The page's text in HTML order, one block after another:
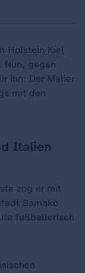
Holstein Kiel
Nun, gegen
ihn: Der Malier
mit den
Italien
zog er mit
Bamako
fußballerisch